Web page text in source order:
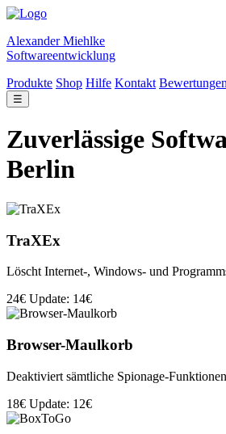
Alexander Miehlke
Softwareentwicklung
Produkte Shop Hilfe Kontakt Bewertungen
☰
Zuverlässige
Berlin
TraXEx
Löscht Internet-, Windows- und
24€ Update: 14€
Browser-Maulkorb
Deaktiviert sämtliche Spionage-
18€ Update: 12€